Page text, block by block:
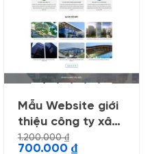
Mẫu Website giới
thiệu công ty xây
dựng 4
1.200.000₫
Giá
700.000 ₫Giá